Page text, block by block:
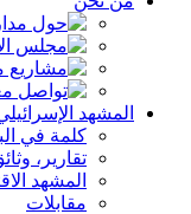
المشهد
كلمة في
تقارير،
المشهد
مقابلات